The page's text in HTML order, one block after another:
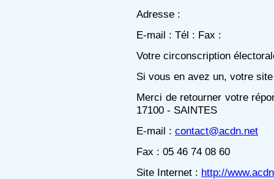
Adresse :
E-mail : Tél : Fax :
Votre circonscription
Si vous en avez un, votre
Merci de retourner votre
17100 - SAINTES
E-mail : contact@acdn.net
Fax : 05 46 74 08 60
Site Internet : http://